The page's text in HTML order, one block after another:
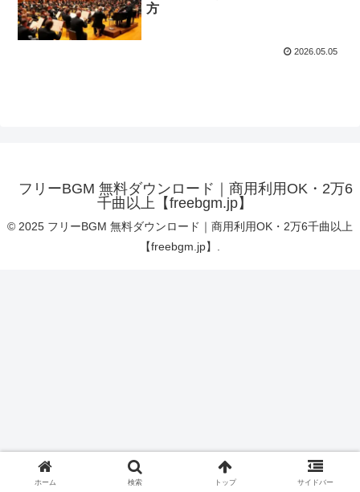
方
2026.05.05
フリーBGM 無料ダウンロード｜商用利用OK・2万6
千曲以上【freebgm.jp】
© 2025 フリーBGM 無料ダウンロード｜商用利用OK・2万6千曲以上
【freebgm.jp】.
ホーム 検索 トップ サイドバー